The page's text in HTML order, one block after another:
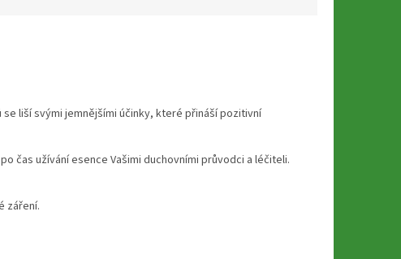
liší svými jemnějšími účinky, které přináší pozitivní
čas užívání esence Vašimi duchovními průvodci a léčiteli.
záření.